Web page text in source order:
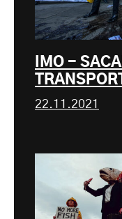
IMO -
22.11.2021